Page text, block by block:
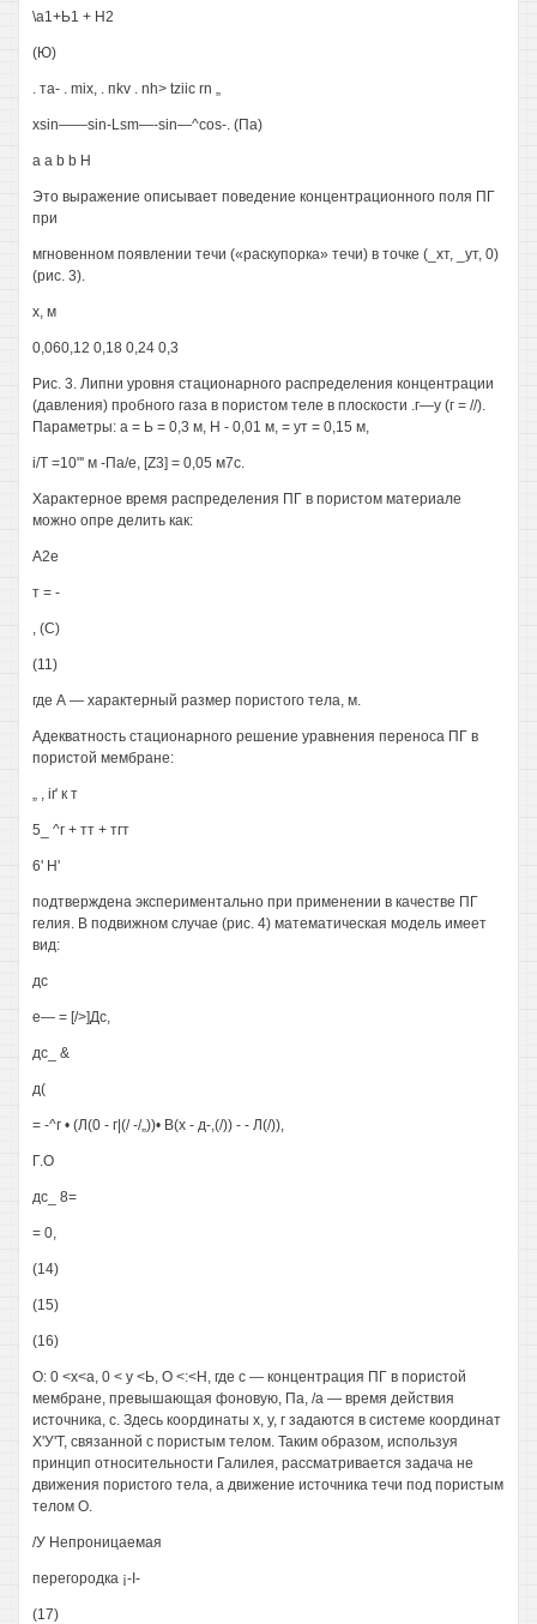
\а1+Ь1 + Н2
(Ю)
. та- . mix, . пkv . nh> tziic rn „
xsin——sin-Lsm—-sin—^cos-. (Па)
a a b b H
Это выражение описывает поведение концентрационного поля ПГ
при
мгновенном появлении течи («раскупорка» течи) в точке (_хт, _ут, 0)
(рис. 3).
х, м
0,060,12 0,18 0,24 0,3
Рис. 3. Липни уровня стационарного распределения концентрации
(давления) пробного газа в пористом теле в плоскости .г—у (г = //).
Параметры: а = Ь = 0,3 м, Н - 0,01 м, = ут = 0,15 м,
i/T =10"' м -Па/е, [Z3] = 0,05 м7с.
Характерное время распределения ПГ в пористом материале
можно опре делить как:
А2е
т = -
, (С)
(11)
где А — характерный размер пористого тела, м.
Адекватность стационарного решение уравнения переноса ПГ в
пористой мембране:
„ , іґ к т
5_ ^г + тт + тгт
6' Н'
подтверждена экспериментально при применении в качестве ПГ
гелия. В подвижном случае (рис. 4) математическая модель имеет
вид:
дс
е— = [/>]Дс,
дс_ &
д(
= -^г • (Л(0 - г|(/ -/„))• В(х - д-,(/)) - - Л(/)),
Г.О
дс_ 8=
= 0,
(14)
(15)
(16)
О: 0 <х<а, 0 < у <Ь, О <:<Н, где с — концентрация ПГ в пористой
мембране, превышающая фоновую, Па, /а — время действия
источника, с. Здесь координаты х, у, г задаются в системе координат
Х'У'Т, связанной с пористым телом. Таким образом, используя
принцип относительности Галилея, рассматривается задача не
движения пористого тела, а движение источника течи под пористым
телом О.
/У Непроницаемая
перегородка ¡-І-
(17)